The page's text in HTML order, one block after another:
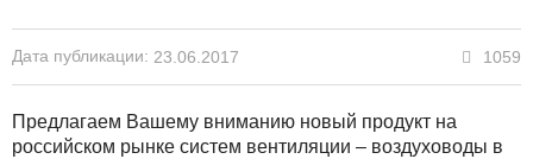
Дата публикации: 23.06.2017 1059
Предлагаем Вашему вниманию новый продукт на
российском рынке систем вентиляции – воздуховоды в